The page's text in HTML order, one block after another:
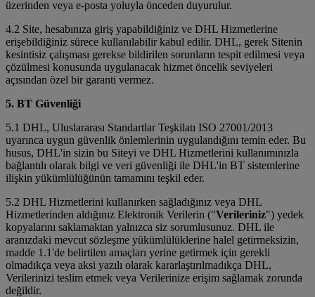
üzerinden veya e-posta yoluyla önceden duyurulur.
4.2 Site, hesabınıza giriş yapabildiğiniz ve DHL Hizmetlerine
erişebildiğiniz sürece kullanılabilir kabul edilir. DHL, gerek Sitenin
kesintisiz çalışması gerekse bildirilen sorunların tespit edilmesi veya
çözülmesi konusunda uygulanacak hizmet öncelik seviyeleri
açısından özel bir garanti vermez.
5. BT Güvenliği
5.1 DHL, Uluslararası Standartlar Teşkilatı ISO 27001/2013
uyarınca uygun güvenlik önlemlerinin uygulandığını temin eder. Bu
husus, DHL'in sizin bu Siteyi ve DHL Hizmetlerini kullanımınızla
bağlantılı olarak bilgi ve veri güvenliği ile DHL'in BT sistemlerine
ilişkin yükümlülüğünün tamamını teşkil eder.
5.2 DHL Hizmetlerini kullanırken sağladığınız veya DHL
Hizmetlerinden aldığınız Elektronik Verilerin ("Verileriniz") yedek
kopyalarını saklamaktan yalnızca siz sorumlusunuz. DHL ile
aranızdaki mevcut sözleşme yükümlülüklerine halel getirmeksizin,
madde 1.1'de belirtilen amaçları yerine getirmek için gerekli
olmadıkça veya aksi yazılı olarak kararlaştırılmadıkça DHL,
Verilerinizi teslim etmek veya Verilerinize erişim sağlamak zorunda
değildir.